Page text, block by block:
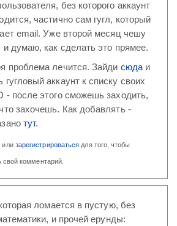
без которого аккаунт
частично сам гугл, который
email. Уже второй месяц чешу
и думаю, как сделать это прямее.
проблема лечится. Зайди сюдаи
гугловый аккаунт к списку своих
- после этого сможешь заходить,
захочешь. Как добавлять -
тут.
или зарегистрироваться для того, чтобы
свой комментарий.
ломается в пустую, без
и прочей ерунды: